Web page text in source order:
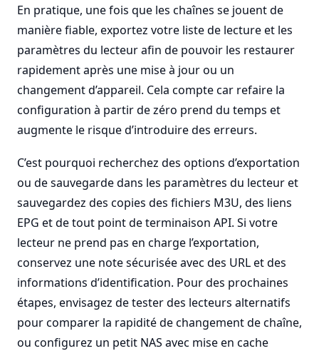
En pratique, une fois que les chaînes se jouent de
manière fiable, exportez votre liste de lecture et les
paramètres du lecteur afin de pouvoir les restaurer
rapidement après une mise à jour ou un
changement d’appareil. Cela compte car refaire la
configuration à partir de zéro prend du temps et
augmente le risque d’introduire des erreurs.
C’est pourquoi recherchez des options d’exportation
ou de sauvegarde dans les paramètres du lecteur et
sauvegardez des copies des fichiers M3U, des liens
EPG et de tout point de terminaison API. Si votre
lecteur ne prend pas en charge l’exportation,
conservez une note sécurisée avec des URL et des
informations d’identification. Pour des prochaines
étapes, envisagez de tester des lecteurs alternatifs
pour comparer la rapidité de changement de chaîne,
ou configurez un petit NAS avec mise en cache